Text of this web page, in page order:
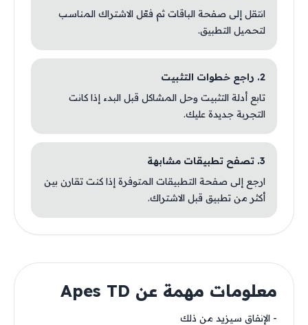
انتقل إلى صفحة الباقات ثم فعّل الاشتراك المناسب
لتحميل التطبيق.
2. راجع خطوات التثبيت
تابع أدلة التثبيت وحل المشاكل قبل البدء إذا كانت
التجربة جديدة عليك.
3. تصفح تطبيقات مشابهة
ارجع إلى صفحة التطبيقات المتوفرة إذا كنت تقارن بين
أكثر من تطبيق قبل الاشتراك.
معلومات مهمة عن Apes TD
- الإنفاق سيزيد من ذلك